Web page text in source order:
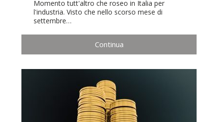
Momento tutt'altro che roseo in Italia per
l'industria. Visto che nello scorso mese di
settembre…
Continua